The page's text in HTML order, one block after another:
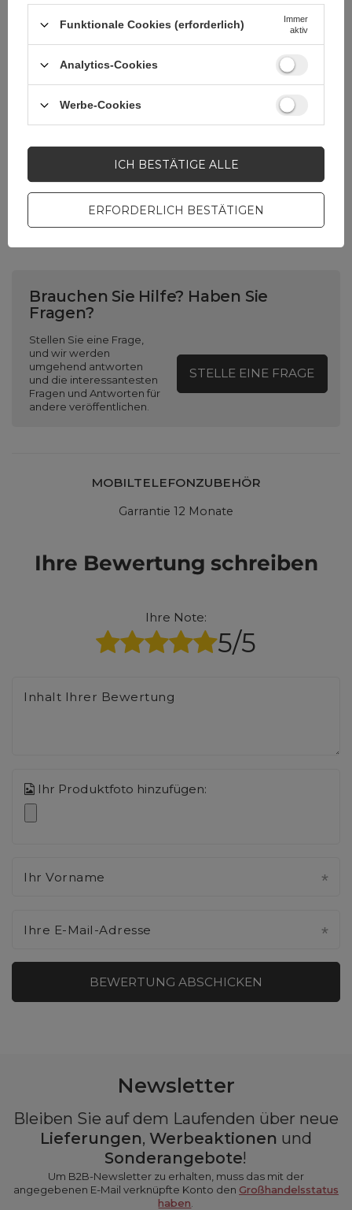
Verpackung Folie
Steckertyp
(männlich)
HDMI-A (weiblich)
BC ŁB
Brauchen Sie Hilfe? Haben Sie
Fragen?
Stellen Sie eine Frage,
und wir werden
umgehend antworten
und die interessantesten
Fragen und Antworten für
andere veröffentlichen.
STELLE EINE FRAGE
MOBILTELEFONZUBEHÖR
Garrantie 12 Monate
Ihre Bewertung schreiben
Ihre Note:
5/5
Inhalt Ihrer Bewertung
Ihr Produktfoto hinzufügen:
Ihr Vorname
Ihre E-Mail-Adresse
BEWERTUNG ABSCHICKEN
Newsletter
Bleiben Sie auf dem Laufenden über neue
Lieferungen, Werbeaktionen und
Sonderangebote!
Um B2B-Newsletter zu erhalten, muss das mit der
angegebenen E-Mail verknüpfte Konto den Großhandelsstatus
haben
Funktionale Cookies (erforderlich)
Immer
aktiv
Analytics-Cookies
Werbe-Cookies
ERFORDERLICH BESTÄTIGEN
ICH BESTÄTIGE ALLE